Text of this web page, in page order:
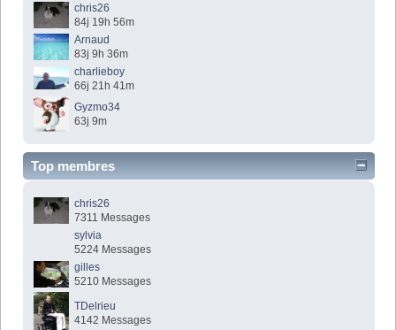
chris26
84j 19h 56m
Arnaud
83j 9h 36m
charlieboy
66j 21h 41m
Gyzmo34
63j 9m
Top membres
chris26
7311 Messages
sylvia
5224 Messages
gilles
5210 Messages
TDelrieu
4142 Messages